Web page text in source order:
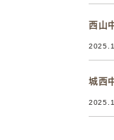
西山
城西